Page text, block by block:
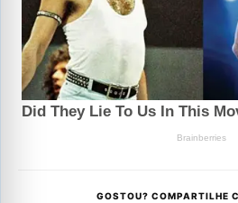
GOSTOU? COMPARTILHE